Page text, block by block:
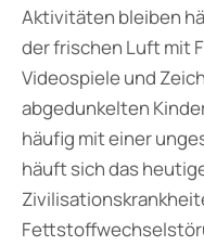
Aktivitäten bleiben
der frischen Luft mit
Videospiele und
abgedunkelten
häufig mit einer
häuft sich das